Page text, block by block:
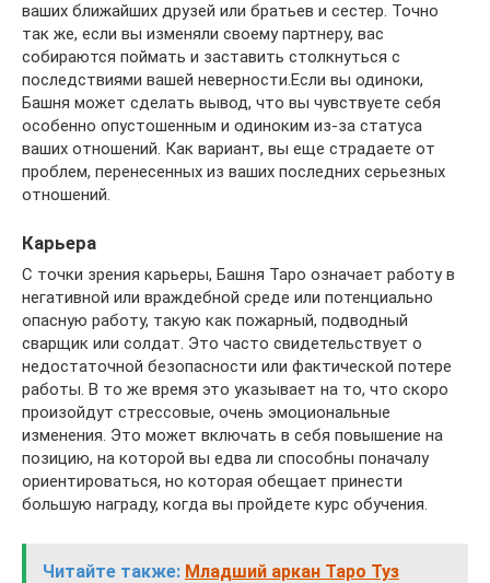
ваших ближайших друзей или братьев и сестер. Точно
так же, если вы изменяли своему партнеру, вас
собираются поймать и заставить столкнуться с
последствиями вашей неверности.Если вы одиноки,
Башня может сделать вывод, что вы чувствуете себя
особенно опустошенным и одиноким из-за статуса
ваших отношений. Как вариант, вы еще страдаете от
проблем, перенесенных из ваших последних серьезных
отношений.
Карьера
С точки зрения карьеры, Башня Таро означает работу в
негативной или враждебной среде или потенциально
опасную работу, такую как пожарный, подводный
сварщик или солдат. Это часто свидетельствует о
недостаточной безопасности или фактической потере
работы. В то же время это указывает на то, что скоро
произойдут стрессовые, очень эмоциональные
изменения. Это может включать в себя повышение на
позицию, на которой вы едва ли способны поначалу
ориентироваться, но которая обещает принести
большую награду, когда вы пройдете курс обучения.
Читайте также: Младший аркан Таро Туз